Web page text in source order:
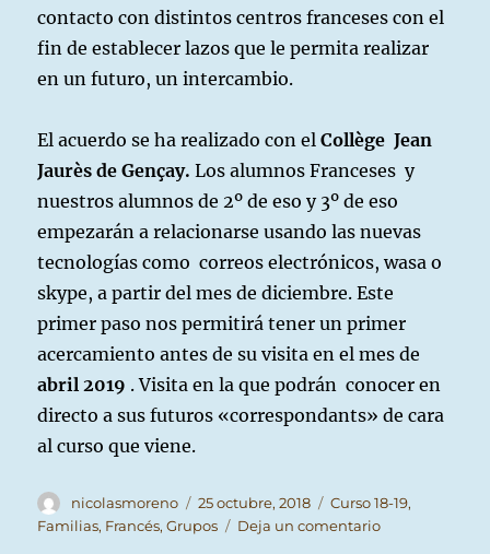
contacto con distintos centros franceses con el
fin de establecer lazos que le permita realizar
en un futuro, un intercambio.
El acuerdo se ha realizado con elCollège Jean
Jaurès de Gençay. Los alumnos Franceses y
nuestros alumnos de 2º de eso y 3º de eso
empezarán a relacionarse usando las nuevas
tecnologías como correos electrónicos, wasa o
skype, a partir del mes de diciembre. Este
primer paso nos permitirá tener un primer
acercamiento antes de su visita en el mes de
abril 2019 . Visita en la que podrán conocer en
directo a sus futuros «correspondants» de cara
al curso que viene.
Autor
nicolasmoreno
Publicado
el
25 octubre, 2018 Categorías
Curso 18-19,
Familias, Francés,Grupos Deja un comentarioen